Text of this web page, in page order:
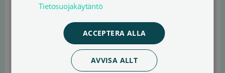
UTSTÄLLNINGSLICENS
ANVÄNDNING AV LITTERATUR PÅ
Tietosuojakäytäntö
ACCEPTERA ALLA
AVVISA ALLT